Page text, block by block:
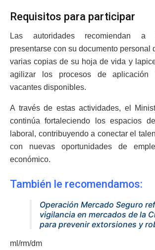
Requisitos para participar
Las autoridades recomiendan a
presentarse con su documento personal
varias copias de su hoja de vida y
agilizar los procesos de
vacantes disponibles.
A través de estas actividades, el
continúa fortaleciendo los espacios
laboral, contribuyendo a conectar el
con nuevas oportunidades de
económico.
También le recomendamos:
Operación Mercado Seguro
vigilancia en mercados de la
para prevenir extorsiones y
ml/rm/dm